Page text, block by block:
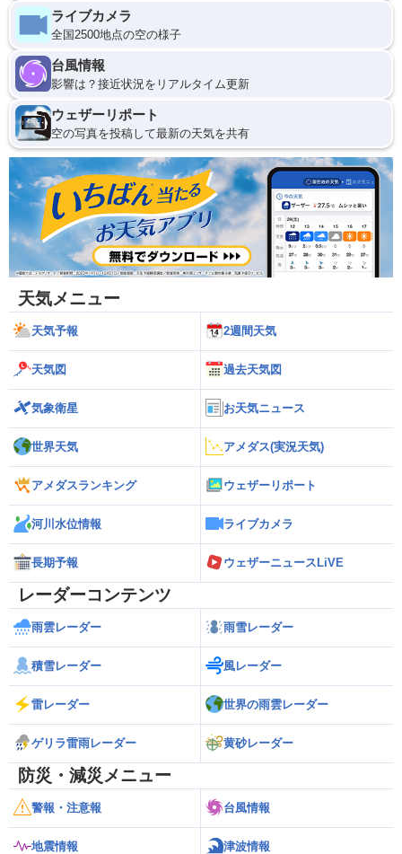
ライブカメラ
全国2500地点の空の様子
台風情報
影響は？接近状況をリアルタイム更新
ウェザーリポート
空の写真を投稿して最新の天気を共有
天気メニュー
天気予報 2週間天気
天気図 過去天気図
気象衛星 お天気ニュース
世界天気 アメダス(実況天気)
アメダスランキング ウェザーリポート
河川水位情報 ライブカメラ
長期予報 ウェザーニュースLiVE
レーダーコンテンツ
雨雲レーダー 雨雪レーダー
積雪レーダー 風レーダー
雷レーダー 世界の雨雲レーダー
ゲリラ雷雨レーダー 黄砂レーダー
防災・減災メニュー
警報・注意報 台風情報
地震情報 津波情報